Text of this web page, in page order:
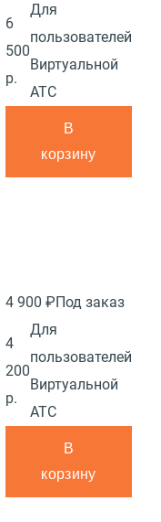
6
500
р.
Для
пользователей
Виртуальной
АТС
В
корзину
4 900 ₽Под заказ
4
200
р.
Для
пользователей
Виртуальной
АТС
В
корзину